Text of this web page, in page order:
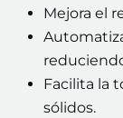
Mejora el
Facilita la
sólidos.